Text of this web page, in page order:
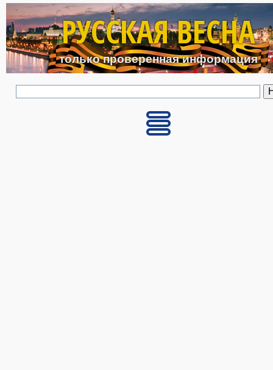
Перейти к основному
РУССКАЯ ВЕСНА
только проверенная информация